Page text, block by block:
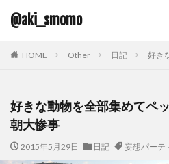
@aki_smomo
HOME Other 日記 好き
好きな動物を全部集めてペ
朝大惨事
2015年5月29日 日記 妄想パーテ